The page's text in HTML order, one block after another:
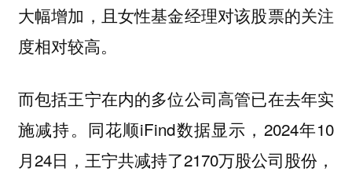
大幅增加，且女性基金经理对该股票的关注
度相对较高。
而包括王宁在内的多位公司高管已在去年实
施减持。同花顺iFind数据显示，2024年10
月24日，王宁共减持了2170万股公司股份，